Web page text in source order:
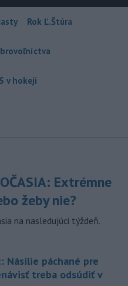
Rok Ľ.Štúra
v hokeji
Extrémne
žeby nie?
na nasledujúci týždeň.
Násilie páchané pre
treba odsúdiť v